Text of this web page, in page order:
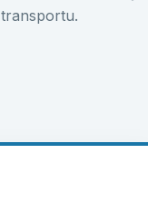
transportu.